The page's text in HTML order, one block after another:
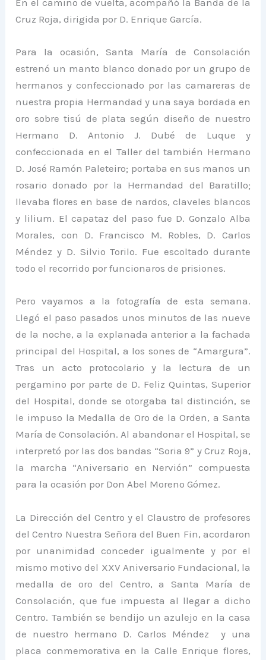
En el camino de vuelta, acompañó la Banda de la
Cruz Roja, dirigida por D. Enrique García.
Para la ocasión, Santa María de Consolación
estrenó un manto blanco donado por un grupo de
hermanos y confeccionado por las camareras de
nuestra propia Hermandad y una saya bordada en
oro sobre tisú de plata según diseño de nuestro
Hermano D. Antonio J. Dubé de Luque y
confeccionada en el Taller del también Hermano
D. José Ramón Paleteiro; portaba en sus manos un
rosario donado por la Hermandad del Baratillo;
llevaba flores en base de nardos, claveles blancos
y lilium. El capataz del paso fue D. Gonzalo Alba
Morales, con D. Francisco M. Robles, D. Carlos
Méndez y D. Silvio Torilo. Fue escoltado durante
todo el recorrido por funcionaros de prisiones.
Pero vayamos a la fotografía de esta semana.
Llegó el paso pasados unos minutos de las nueve
de la noche, a la explanada anterior a la fachada
principal del Hospital, a los sones de “Amargura”.
Tras un acto protocolario y la lectura de un
pergamino por parte de D. Feliz Quintas, Superior
del Hospital, donde se otorgaba tal distinción, se
le impuso la Medalla de Oro de la Orden, a Santa
María de Consolación. Al abandonar el Hospital, se
interpretó por las dos bandas “Soria 9” y Cruz Roja,
la marcha “Aniversario en Nervión” compuesta
para la ocasión por Don Abel Moreno Gómez.
La Dirección del Centro y el Claustro de profesores
del Centro Nuestra Señora del Buen Fin, acordaron
por unanimidad conceder igualmente y por el
mismo motivo del XXV Aniversario Fundacional, la
medalla de oro del Centro, a Santa María de
Consolación, que fue impuesta al llegar a dicho
Centro. También se bendijo un azulejo en la casa
de nuestro hermano D. Carlos Méndez y una
placa conmemorativa en la Calle Enrique flores,